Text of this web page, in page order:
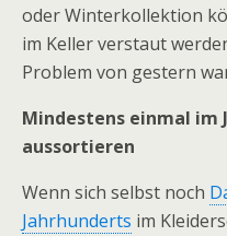
oder Winterkollektion
im Keller verstaut
Problem von gestern
Mindestens einmal im
aussortieren
Wenn sich selbst noch
Jahrhunderts im